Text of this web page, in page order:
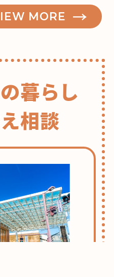
MORE
暮らし
相談